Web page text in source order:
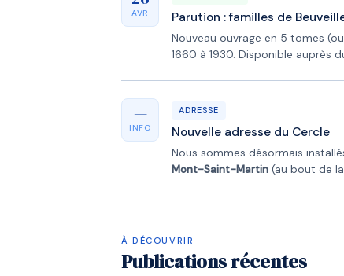
AVR Parution : familles de
Nouveau ouvrage en 5 tomes
1660 à 1930. Disponible auprès
—
INFO
ADRESSE
Nouvelle adresse du Cercle
Nous sommes désormais
Mont-Saint-Martin (au bout de
À DÉCOUVRIR
Publications récentes